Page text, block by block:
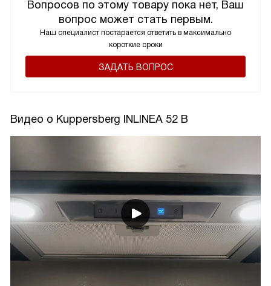
Вопросов по этому товару пока нет, Ваш
вопрос может стать первым.
Наш специалист постарается ответить в максимально
короткие сроки
ЗАДАТЬ ВОПРОС
Видео о Kuppersberg INLINEA 52 B